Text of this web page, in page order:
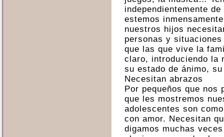
independientemente
estemos
nuestros hijos
personas y
que las que vive la
claro, introduciendo la
su estado de ánimo,
Necesitan abrazos
Por pequeños que
que les mostremos
adolescentes son
con amor. Necesitan
digamos muchas